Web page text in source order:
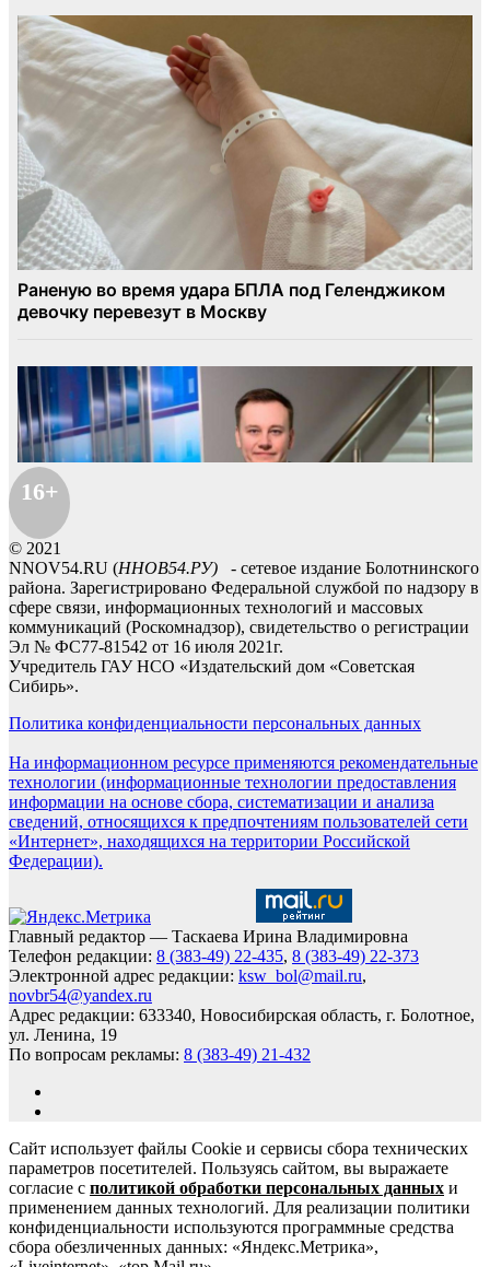
16+
© 2021
NNOV54.RU (ННОВ54.РУ) - сетевое издание Болотнинского
района. Зарегистрировано Федеральной службой по надзору в
сфере связи, информационных технологий и массовых
коммуникаций (Роскомнадзор), свидетельство о регистрации
Эл № ФС77-81542 от 16 июля 2021г.
Учредитель ГАУ НСО «Издательский дом «Советская
Сибирь».
Политика конфиденциальности персональных данных
На информационном ресурсе применяются рекомендательные
технологии (информационные технологии предоставления
информации на основе сбора, систематизации и анализа
сведений, относящихся к предпочтениям пользователей сети
«Интернет», находящихся на территории Российской
Федерации).
Главный редактор — Таскаева Ирина Владимировна
Телефон редакции: 8 (383-49) 22-435, 8 (383-49) 22-373
Электронной адрес редакции: ksw_bol@mail.ru,
novbr54@yandex.ru
Адрес редакции: 633340, Новосибирская область, г. Болотное,
ул. Ленина, 19
По вопросам рекламы: 8 (383-49) 21-432
Сайт использует файлы Cookie и сервисы сбора технических
параметров посетителей. Пользуясь сайтом, вы выражаете
согласие с политикой обработки персональных данных и
применением данных технологий. Для реализации политики
конфиденциальности используются программные средства
сбора обезличенных данных: «Яндекс.Метрика»,